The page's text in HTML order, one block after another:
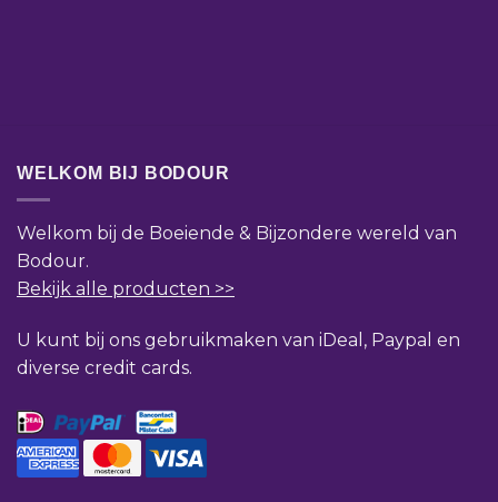
WELKOM BIJ BODOUR
Welkom bij de Boeiende & Bijzondere wereld van
Bodour.
Bekijk alle producten >>
U kunt bij ons gebruikmaken van iDeal, Paypal en
diverse credit cards.